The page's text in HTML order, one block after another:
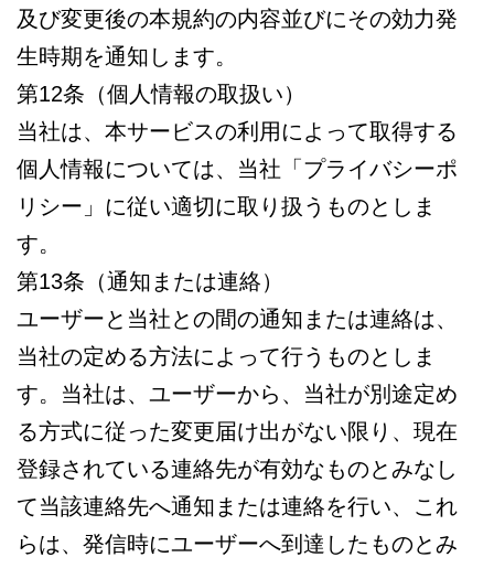
及び変更後の本規約の内容並びにその効力発
生時期を通知します。
第12条（個人情報の取扱い）
当社は、本サービスの利用によって取得する
個人情報については、当社「プライバシーポ
リシー」に従い適切に取り扱うものとしま
す。
第13条（通知または連絡）
ユーザーと当社との間の通知または連絡は、
当社の定める方法によって行うものとしま
す。当社は、ユーザーから、当社が別途定め
る方式に従った変更届け出がない限り、現在
登録されている連絡先が有効なものとみなし
て当該連絡先へ通知または連絡を行い、これ
らは、発信時にユーザーへ到達したものとみ